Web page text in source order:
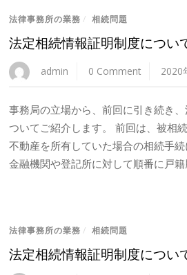
法律事務所の業務 / 相続問題
法定相続情報証明制度につい
admin 0 Comment 2020
事務局の立場から、前回に引き続き
ついてご紹介します。 前回は、被相
不動産を所有していた場合の相続手
金融機関や登記所に対して順番に戸
法律事務所の業務 / 相続問題
法定相続情報証明制度につい